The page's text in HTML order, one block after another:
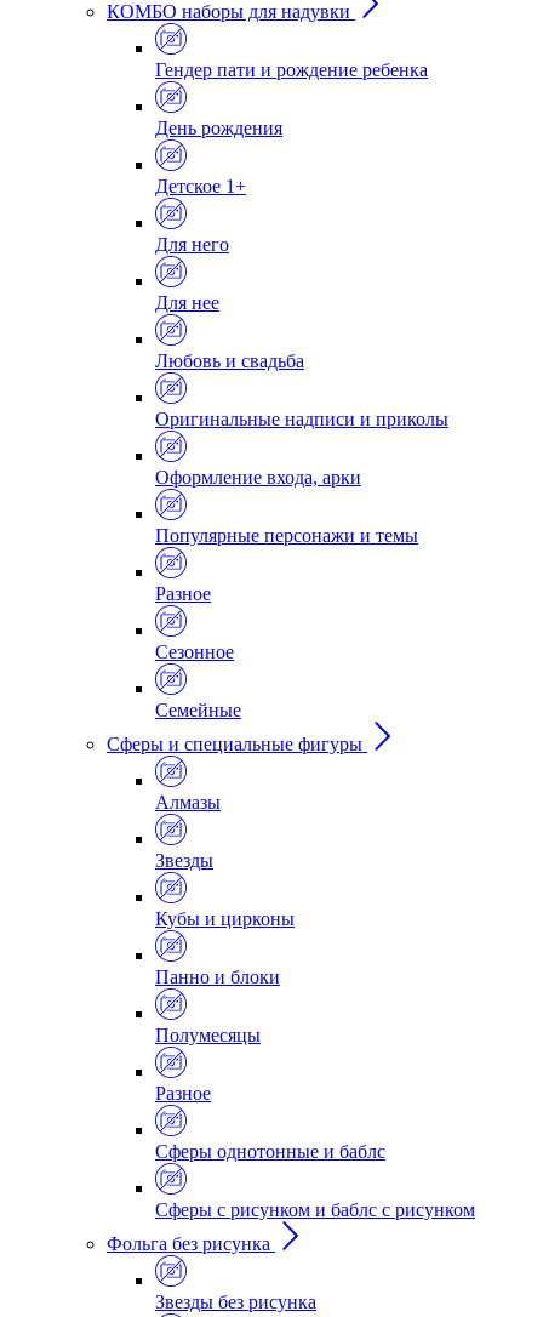
КОМБО наборы для надувки
Гендер пати и рождение ребенка
День рождения
Детское 1+
Для него
Для нее
Любовь и свадьба
Оригинальные надписи и приколы
Оформление входа, арки
Популярные персонажи и темы
Разное
Сезонное
Семейные
Сферы и специальные фигуры
Алмазы
Звезды
Кубы и цирконы
Панно и блоки
Полумесяцы
Разное
Сферы однотонные и баблс
Сферы с рисунком и баблс с рисунком
Фольга без рисунка
Звезды без рисунка